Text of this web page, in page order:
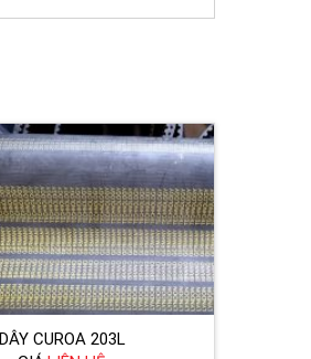
DÂY CUROA 203L